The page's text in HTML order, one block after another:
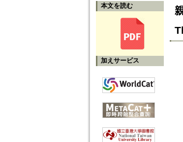
本文を読む
加えサービス